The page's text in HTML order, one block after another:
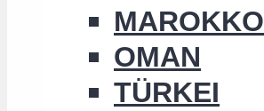
MAROKKO
OMAN
TÜRKEI